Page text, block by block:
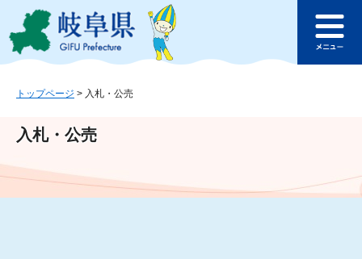
ジ
ュ
文
このページの本文へ
ュ
トップページ > 入札・公売
入札・公売